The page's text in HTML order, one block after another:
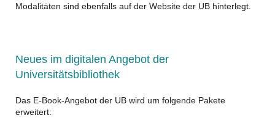
Modalitäten sind ebenfalls auf der Website der UB hinterlegt.
Neues im digitalen Angebot der
Universitätsbibliothek
Das E-Book-Angebot der UB wird um folgende Pakete
erweitert: